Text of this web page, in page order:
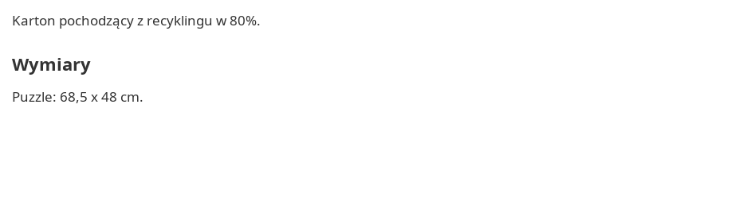
Karton pochodzący z recyklingu w 80%.
Wymiary
Puzzle: 68,5 x 48 cm.